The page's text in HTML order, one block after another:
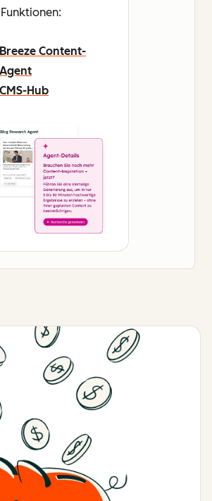
Breeze Content-
Agent
CMS-Hub